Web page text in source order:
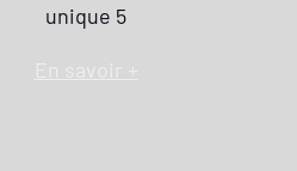
unique 5